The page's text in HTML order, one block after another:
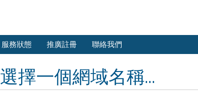
服務狀態 推廣註冊 聯絡我們
選擇一個網域名稱...